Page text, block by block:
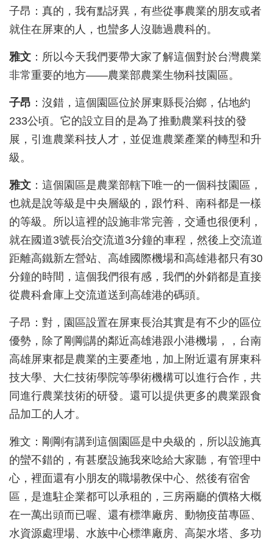
子昂：真的，我有點訝異，有些從事農業的朋友或者
就住在屏東的人，也蠻多人沒聽過農科的。
雅文 ：所以今天我們要帶大家了解這個對於台灣農業
非常重要的地方——農業部農業生物科技園區。
子昂 ：沒錯，這個園區位於屏東縣長治鄉，佔地約
233公頃。它的設立目的是為了推動農業科技的發
展，引進農業科技人才，並促進農業產業的轉型和升
級。
雅文 ：這個園區是農業部轄下唯一的一個科技園區，
也就是說等級是中央層級的，跟竹科、南科都是一樣
的等級。所以這裡的設施非常完善，交通也很便利，
就在國道3號長治交流道3分鐘的車程，然後上交流道
距離高鐵新左營站、高雄國際機場和高雄港都只有30
分鐘的時間，這個我們很有感，我們的外銷都是直接
從農科倉庫上交流道送到高雄港的碼頭。
子昂：對，園區設置在屏東長治其實是有不少的區位
優勢，除了剛剛講的鄰近高雄港跟小港機場，，台南
高雄屏東都是農業的主要產地，加上附近還有屏東科
技大學、大仁技術學院等學術機構可以進行合作，共
同進行農業技術的研發。還可以提供更多的農業跟食
品加工的人才。
雅文：剛剛有講到這個園區是中央級的，所以設施真
的蠻不錯的，有甚麼設施我來唸給大家聽，有管理中
心，裡面還有小朋友的職場教保中心、然後有宿舍
區，是進駐企業都可以承租的，三房兩廳的價格大概
在一萬出頭而已喔、還有標準廠房、動物疫苗專區、
水資源處理場、水族中心標準廠房、高架水塔、多功